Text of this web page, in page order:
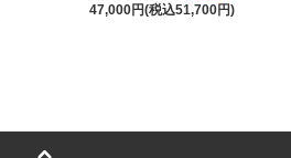
47,000円(税込51,700円)